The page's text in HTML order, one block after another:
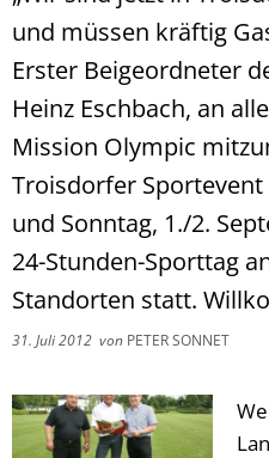
und müssen kräftig
Erster Beigeordneter
Heinz Eschbach, an
Mission Olympic
Troisdorfer
und Sonntag, 1./2.
24-Stunden-Sporttag
Standorten statt.
31. Juli 2012 von PETER SONNET